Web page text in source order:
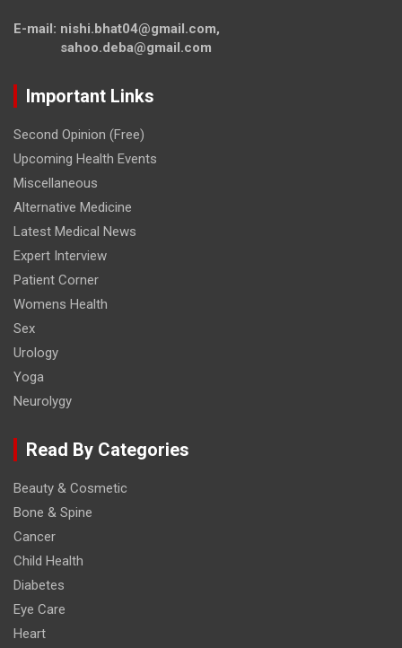
E-mail: nishi.bhat04@gmail.com,
sahoo.deba@gmail.com
Important Links
Second Opinion (Free)
Upcoming Health Events
Miscellaneous
Alternative Medicine
Latest Medical News
Expert Interview
Patient Corner
Womens Health
Sex
Urology
Yoga
Neurolygy
Read By Categories
Beauty & Cosmetic
Bone & Spine
Cancer
Child Health
Diabetes
Eye Care
Heart